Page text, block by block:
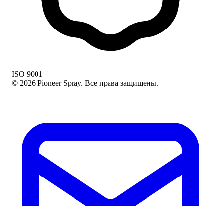
ISO 9001
© 2026 Pioneer Spray. Все права защищены.